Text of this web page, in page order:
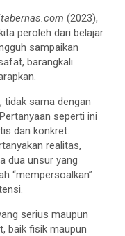
(2023),
peroleh dari belajar
sampaikan
barangkali
sama dengan
seperti ini
dan konkret.
realitas,
dua unsur yang
“mempersoalkan”
serius maupun
baik fisik maupun